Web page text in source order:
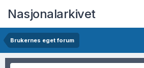
Nasjonalarkivet
Brukernes eget forum